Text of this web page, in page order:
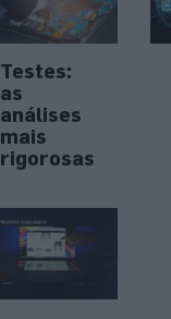
Testes:
as
análises
mais
rigorosas